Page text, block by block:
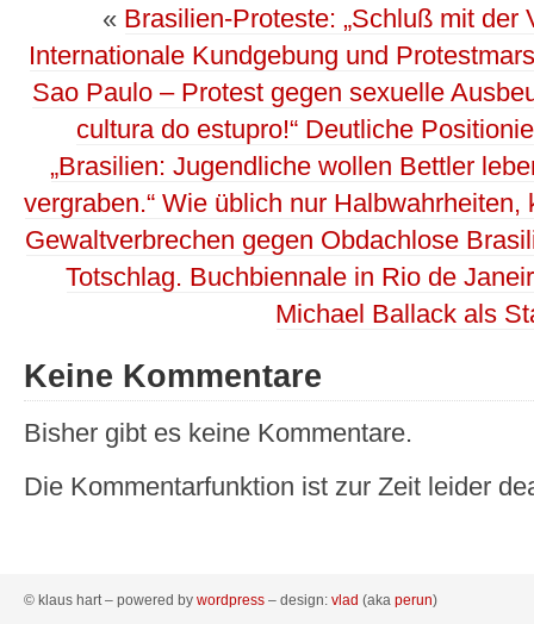
« Brasilien-Proteste: „Schluß mit der
Internationale Kundgebung und
Sao Paulo – Protest gegen sexuelle
cultura do estupro!“ Deutliche
„Brasilien: Jugendliche wollen Bettler
vergraben.“ Wie üblich nur
Gewaltverbrechen gegen Obdachlose
Totschlag. Buchbiennale in Rio de
Michael Ballack als
Keine Kommentare
Bisher gibt es keine Kommentare.
Die Kommentarfunktion ist zur Zeit leider
© klaus hart – powered by wordpress – design: vlad (aka perun)